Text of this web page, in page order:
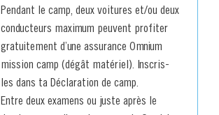
Pendant le camp, deux voitures et/ou deux
conducteurs maximum peuvent profiter
gratuitement d’une assurance Omnium
mission camp (dégât matériel). Inscris-
les dans ta Déclaration de camp.
Entre deux examens ou juste après le